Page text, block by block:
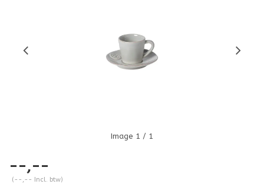
Image 1 / 1
--,--
(--,-- Incl. btw)